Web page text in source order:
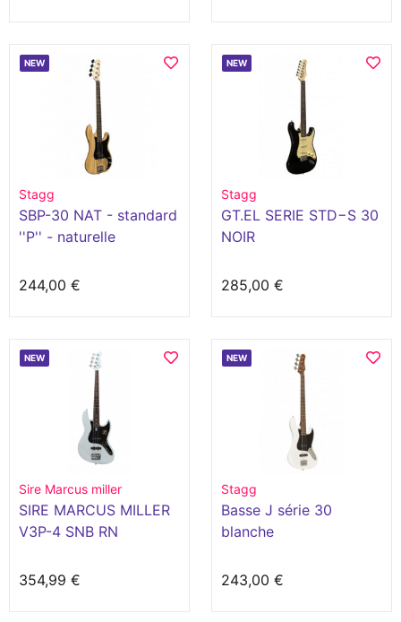
NEW
Stagg
SBP-30 NAT - standard
''P'' - naturelle
244,00 €
NEW
Stagg
GT.EL SERIE STD−S 30
NOIR
285,00 €
NEW
Sire Marcus miller
SIRE MARCUS MILLER
V3P-4 SNB RN
354,99 €
NEW
Stagg
Basse J série 30
blanche
243,00 €